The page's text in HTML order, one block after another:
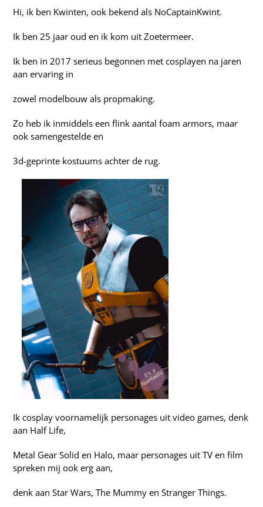
Hi, ik ben Kwinten, ook bekend als NoCaptainKwint.
Ik ben 25 jaar oud en ik kom uit Zoetermeer.
Ik ben in 2017 serieus begonnen met cosplayen na jaren
aan ervaring in
zowel modelbouw als propmaking.
Zo heb ik inmiddels een flink aantal foam armors, maar
ook samengestelde en
3d-geprinte kostuums achter de rug.
Ik cosplay voornamelijk personages uit video games, denk
aan Half Life,
Metal Gear Solid en Halo, maar personages uit TV en film
spreken mij ook erg aan,
denk aan Star Wars, The Mummy en Stranger Things.